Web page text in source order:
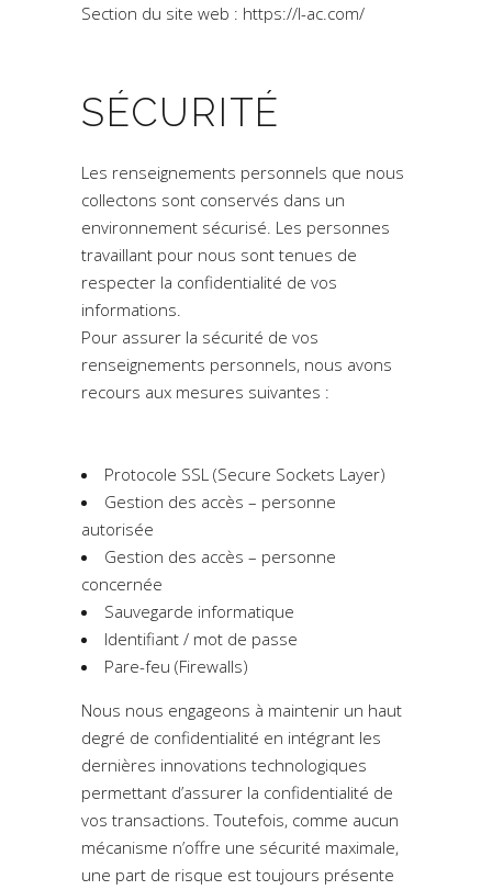
Section du site web : https://l-ac.com/
SÉCURITÉ
Les renseignements personnels que nous
collectons sont conservés dans un
environnement sécurisé. Les personnes
travaillant pour nous sont tenues de
respecter la confidentialité de vos
informations.
Pour assurer la sécurité de vos
renseignements personnels, nous avons
recours aux mesures suivantes :
Protocole SSL (Secure Sockets Layer)
Gestion des accès – personne
autorisée
Gestion des accès – personne
concernée
Sauvegarde informatique
Identifiant / mot de passe
Pare-feu (Firewalls)
Nous nous engageons à maintenir un haut
degré de confidentialité en intégrant les
dernières innovations technologiques
permettant d’assurer la confidentialité de
vos transactions. Toutefois, comme aucun
mécanisme n’offre une sécurité maximale,
une part de risque est toujours présente